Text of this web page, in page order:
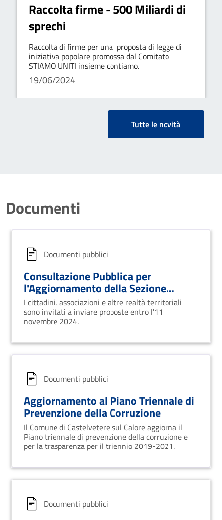
Raccolta firme - 500 Miliardi di
sprechi
Raccolta di firme per una proposta di legge di
iniziativa popolare promossa dal Comitato
STIAMO UNITI insieme contiamo.
19/06/2024
Tutte le novità
Documenti
Documenti pubblici
Consultazione Pubblica per
l'Aggiornamento della Sezione
"Rischi Corruttivi e Trasparenza" del
PIAO 2025-2027 del Comune di
Castelvetere sul Calore
I cittadini, associazioni e altre realtà territoriali
sono invitati a inviare proposte entro l'11
novembre 2024.
Documenti pubblici
Aggiornamento al Piano Triennale di
Prevenzione della Corruzione
Il Comune di Castelvetere sul Calore aggiorna il
Piano triennale di prevenzione della corruzione e
per la trasparenza per il triennio 2019-2021.
Documenti pubblici